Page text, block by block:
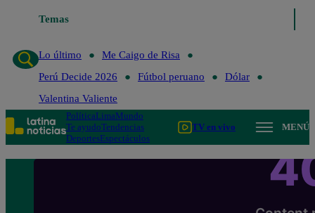
Temas
Lo último
Me Caigo de Risa
Perú Decide 2026
Fútbol peruano
Dólar
Valentina Valiente
PolíticaLimaMundo
Te ayudoTendencias
DeportesEspectáculos
TV en vivo MENÚ